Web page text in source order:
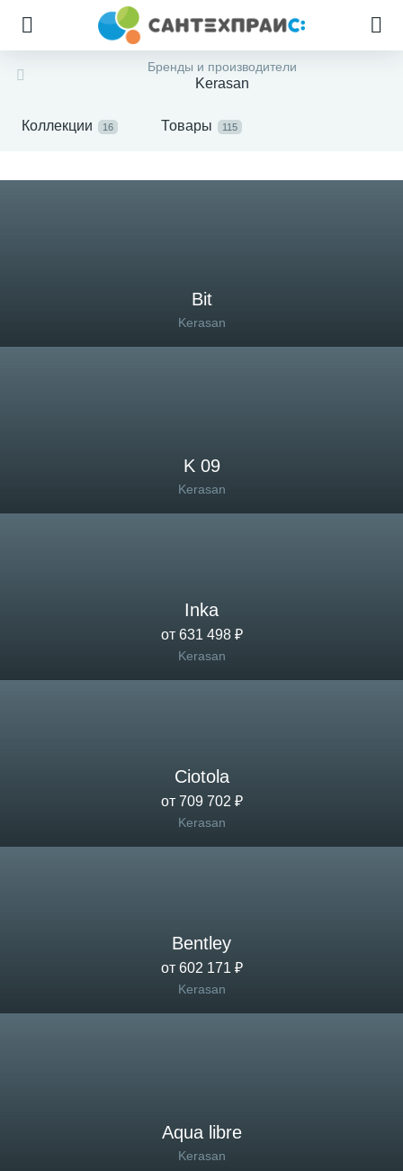
Бренды и производители
Kerasan
Коллекции 16 Товары 115
Bit
Kerasan
K 09
Kerasan
Inka
от 631 498 ₽
Kerasan
Ciotola
от 709 702 ₽
Kerasan
Bentley
от 602 171 ₽
Kerasan
Aqua libre
Kerasan